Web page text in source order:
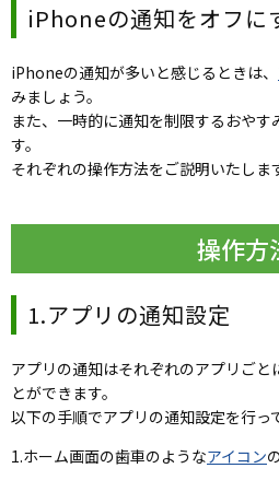
iPhoneの通知をオフに
iPhoneの通知が多いと感じるときは、
みましょう。
また、一時的に通知を制限するおや
す。
それぞれの操作方法をご説明いたしま
操作方
1.アプリの通知設定
アプリの通知はそれぞれのアプリごと
とができます。
以下の手順でアプリの通知設定を行っ
1.ホーム画面の歯車のようなアイコン